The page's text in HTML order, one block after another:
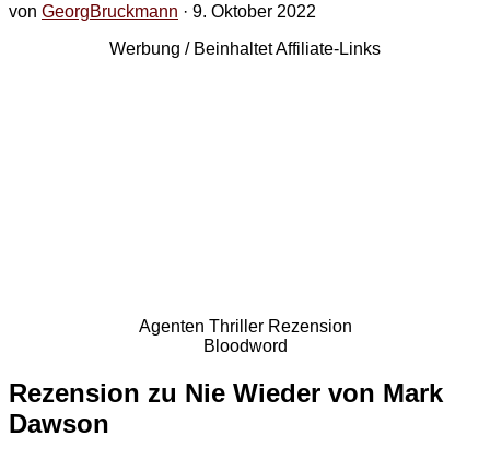
von GeorgBruckmann · 9. Oktober 2022
Werbung / Beinhaltet Affiliate-Links
Agenten Thriller Rezension
Bloodword
Rezension zu Nie Wieder von Mark
Dawson